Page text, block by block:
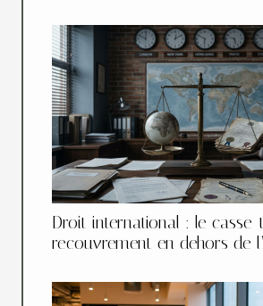
Droit international : le
recouvrement en dehors de